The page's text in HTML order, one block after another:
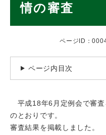
情の審査
ページID：
ページ内目次
平成18年6月定例会で審査
のとおりです。
審査結果を掲載しました。